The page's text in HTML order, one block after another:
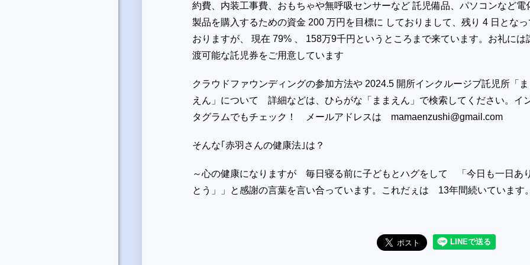
約費、内装工事費、おもちゃや無呼吸センサーなど 託児備品、パソコンなど電
製品を購入するための資金 200 万円を目標に しておりまして、残り 4 日となっ
おりますが、 現在 79% 、 158万9千円というところまで来ています。お礼には
渡可能な託児券をご用意しています
クラウドファウンディングの参加方法や 2024.5 開所インクルージブ託児所「ま
えん」について 詳細などは、ひらがな「ままえん」で検索してください。イ
タグラムでもチェック！ メールアドレスは mamaenzushi@gmail.com
そんな｢赤羽さんの健康法｣は？
～心の健康になりますが 毎日寝る前に子どもとハグをして 「今日も一日あ
とう」」と感謝の言葉を言い合っています。これだぇは 13年間続いています。